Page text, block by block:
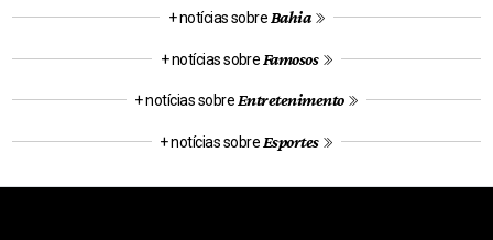
+ notícias sobre Bahia
+ notícias sobre Famosos
+ notícias sobre Entretenimento
+ notícias sobre Esportes